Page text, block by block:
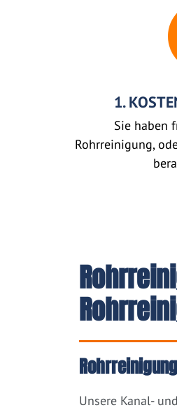
1.
Sie haben
Rohrreinigung,
Unsere Kanal-